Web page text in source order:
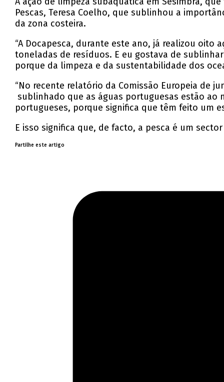
Pescas, Teresa Coelho, que sublinhou a
da zona costeira.
“A Docapesca, durante este ano, já realizou oito
toneladas de resíduos. E eu gostava de
porque da limpeza e da sustentabilidade dos
“No recente relatório da Comissão Europeia de
sublinhado que as águas portuguesas estão
portugueses, porque significa que têm feito um
E isso significa que, de facto, a pesca é um
Partilhe este artigo